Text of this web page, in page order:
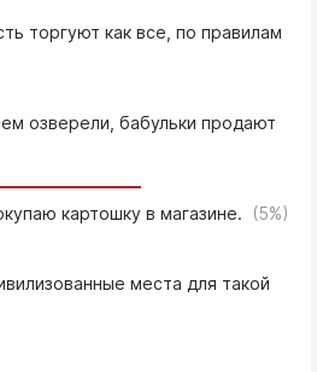
торгуют как все, по правилам
озверели, бабульки продают
картошку в магазине. (5%)
места для такой